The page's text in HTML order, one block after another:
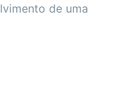
de uma